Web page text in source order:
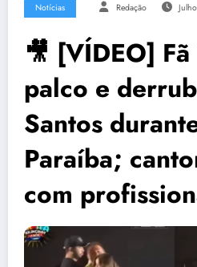
Notícias Redação
🎥 [VÍDEO]
palco e
Santos
Paraíba;
com